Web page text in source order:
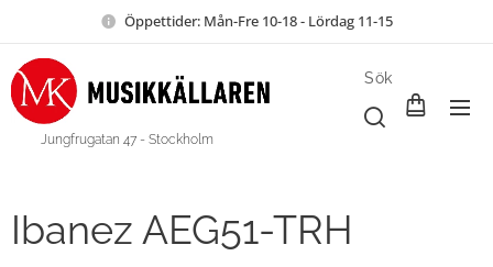
Öppettider: Mån-Fre 10-18 - Lördag 11-15
Jungfrugatan 47 - Stockholm
Sök
Ibanez AEG51-TRH